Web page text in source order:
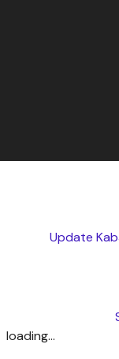
Update
loading...